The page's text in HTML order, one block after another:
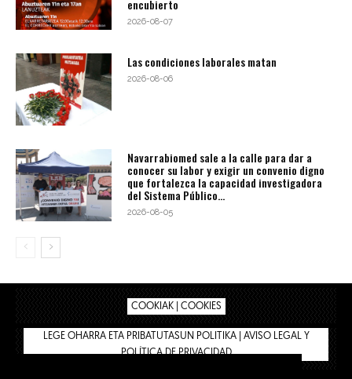
encubierto
2026-08-07
Las condiciones laborales matan
2026-08-06
Navarrabiomed sale a la calle para dar a
conocer su labor y exigir un convenio digno
que fortalezca la capacidad investigadora
del Sistema Público...
2026-08-05
COOKIAK | COOKIES
LEGE OHARRA ETA PRIBATUTASUN POLITIKA | AVISO LEGAL Y
POLÍTICA DE PRIVACIDAD